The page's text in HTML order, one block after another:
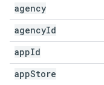
agency
agencyId
appId
appStore